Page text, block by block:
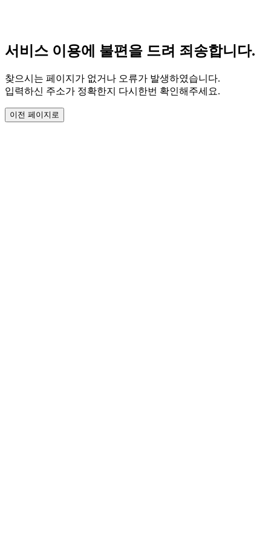
서비스 이용에 불편을 드려 죄송합니다.
찾으시는 페이지가 없거나 오류가 발생하였습니다.
입력하신 주소가 정확한지 다시한번 확인해주세요.
이전 페이지로